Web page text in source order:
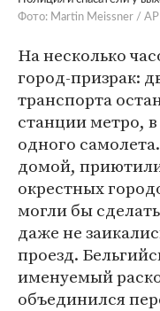
Фото: Martin Meissner / AP
На несколько
город-призрак:
транспорта
станции метро,
одного
домой,
окрестных
могли бы
даже не
проезд.
именуемый
объединился